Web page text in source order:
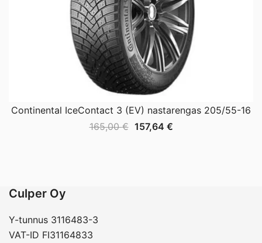
Continental IceContact 3 (EV) nastarengas 205/55-16
165,00€ Alkuperäinen
157,64 €Nykyinen
Culper Oy
Y-tunnus 3116483-3
VAT-ID FI31164833